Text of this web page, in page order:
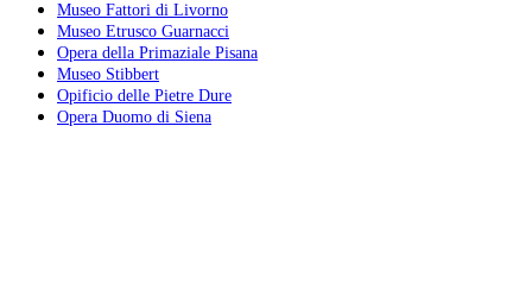
Museo Fattori di Livorno
Museo Etrusco Guarnacci
Opera della Primaziale Pisana
Museo Stibbert
Opificio delle Pietre Dure
Opera Duomo di Siena